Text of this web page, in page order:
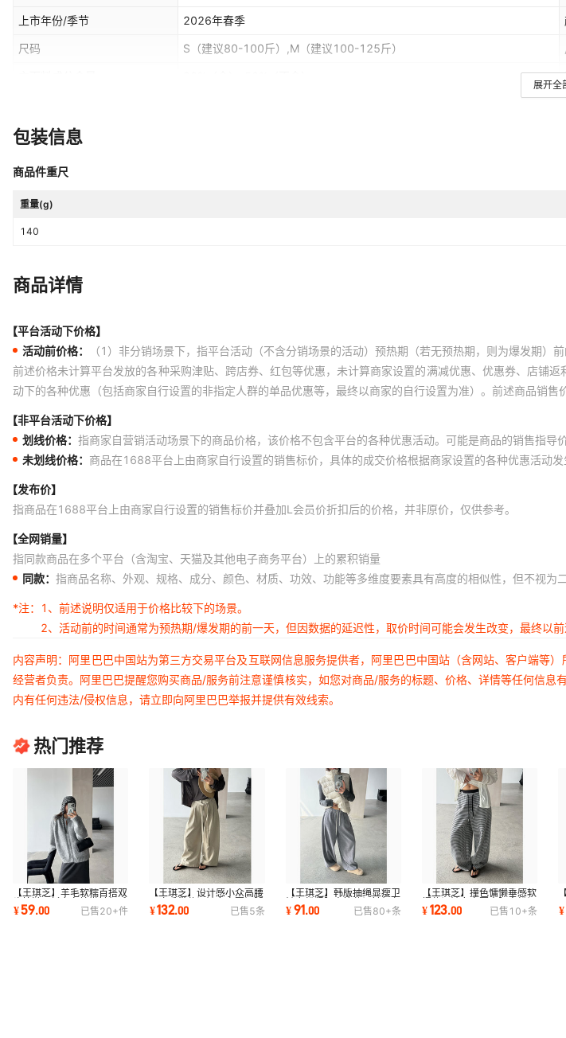
上市年份/季节 2026年春季
尺码 S（建议80-100斤）,M（建议100-125斤）
吊牌
展开全
包装信息
商品件重尺
重量(g)
140
商品详情
【平台活动下价格】
活动前价格：
（1）非分销场景下，指平台活动（不含分销场景的活动）预热期（若无预热期，则为爆发期
前述价格未计算平台发放的各种采购津贴、跨店券、红包等优惠，未计算商家设置的满减优惠、优惠券、店铺
动下的各种优惠（包括商家自行设置的非指定人群的单品优惠等，最终以商家的自行设置为准）。前述商品销
【非平台活动下价格】
划线价格： 指商家自营销活动场景下的商品价格，该价格不包含平台的各种优惠活动。可能是商品的销售指导
未划线价格： 商品在1688平台上由商家自行设置的销售标价，具体的成交价格根据商家设置的各种优惠活动发
【发布价】
指商品在1688平台上由商家自行设置的销售标价并叠加L会员价折扣后的价格，并非原价，仅供参考。
【全网销量】
指同款商品在多个平台（含淘宝、天猫及其他电子商务平台）上的累积销量
同款： 指商品名称、外观、规格、成分、颜色、材质、功效、功能等多维度要素具有高度的相似性，但不视为
*注：
1、前述说明仅适用于价格比较下的场景。
2、活动前的时间通常为预热期/爆发期的前一天，但因数据的延迟性，取价时间可能会发生改变，最终以
内容声明：阿里巴巴中国站为第三方交易平台及互联网信息服务提供者，阿里巴巴中国站（含网站、客户端
经营者负责。阿里巴巴提醒您购买商品/服务前注意谨慎核实，如您对商品/服务的标题、价格、详情等任何信
内有任何违法/侵权信息，请立即向阿里巴巴举报并提供有效线索。
热门推荐
【王琪芝】羊毛软糯百搭双
头拉链开衫女冬慵懒针织毛
衣外套WQ016
¥59.00 已售20+件
【王琪芝】设计感小众高腰
显瘦系带休闲裤女春夏阔腿
直筒裤WQ199
¥132.00 已售5条
【王琪芝】韩版抽绳显瘦卫
裤女松紧腰直筒休闲针织九
分裤秋WQ051
¥91.00 已售80+条
【王琪芝】撞色慵懒垂感软
糯休闲裤女春夏高腰宽松阔
腿裤子WQ197
¥123.00 已售 10+条 ¥